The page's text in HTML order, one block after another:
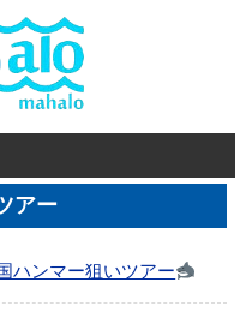
アー
ハンマー狙いツアー